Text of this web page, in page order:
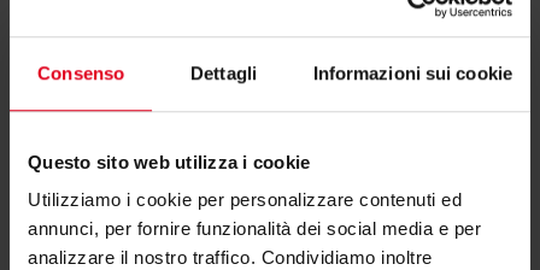
Consenso Dettagli Informazioni sui cookie
Questo sito web utilizza i cookie
Utilizziamo i cookie per personalizzare contenuti ed
annunci, per fornire funzionalità dei social media e per
analizzare il nostro traffico. Condividiamo inoltre